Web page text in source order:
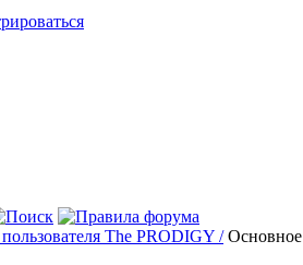
The PRODIGY / Основное